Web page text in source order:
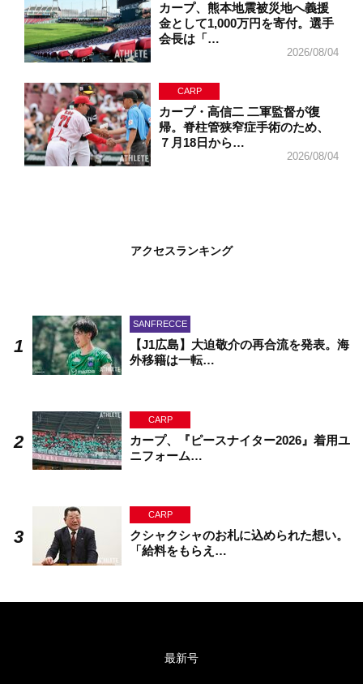
カープ、熊本地震被災地へ義援
金として1,000万円を寄付。選手
会長は「…
2026/08/04
CARP
カープ・高信二 二軍監督が復
帰。脊柱管狭窄症手術のため、
７月18日から…
2026/08/04
アクセスランキング
SANFRECCE
【J1広島】大迫敬介の再合流を発表。海
外移籍は一転…
CARP
カープ、『ピースナイター2026』着用ユ
ニフォーム…
CARP
クシャクシャのお札に込められた想い。
「給料をもらえ…
最新号